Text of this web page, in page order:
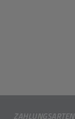
ZAHLUNGSARTEN